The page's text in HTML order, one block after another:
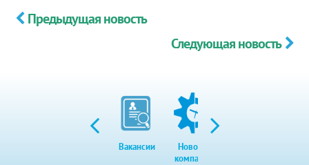
Предыдущая новость
Следующая новость
Вакансии
Новости
компании